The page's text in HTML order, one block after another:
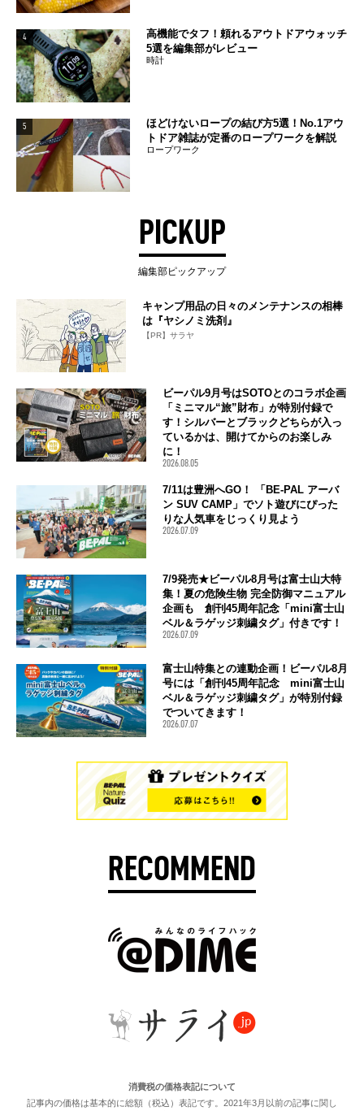
4
高機能でタフ！頼れるアウトドアウォッチ
5選を編集部がレビュー
時計
5
ほどけないロープの結び方5選！No.1アウ
トドア雑誌が定番のロープワークを解説
ロープワーク
PICKUP
編集部ピックアップ
キャンプ用品の日々のメンテナンスの相棒
は『ヤシノミ洗剤』
【PR】サラヤ
ビーパル9月号はSOTOとのコラボ企画
「ミニマル“旅”財布」が特別付録で
す！シルバーとブラックどちらが入っ
ているかは、開けてからのお楽しみ
に！
2026.08.05
7/11は豊洲へGO！ 「BE-PAL アーバ
ン SUV CAMP」でソト遊びにぴった
りな人気車をじっくり見よう
2026.07.09
7/9発売★ビーパル8月号は富士山大特
集！夏の危険生物 完全防御マニュアル
企画も 創刊45周年記念「mini富士山
ベル＆ラゲッジ刺繍タグ」付きです！
2026.07.09
富士山特集との連動企画！ビーパル8月
号には「創刊45周年記念 mini富士山
ベル＆ラゲッジ刺繍タグ」が特別付録
でついてきます！
2026.07.07
RECOMMEND
消費税の価格表記について
記事内の価格は基本的に総額（税込）表記です。2021年3月以前の記事に関し